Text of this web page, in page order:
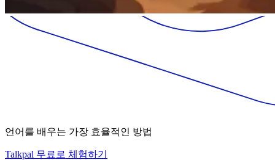
언어를 배우는 가장 효율적인 방법
Talkpal 무료로 체험하기